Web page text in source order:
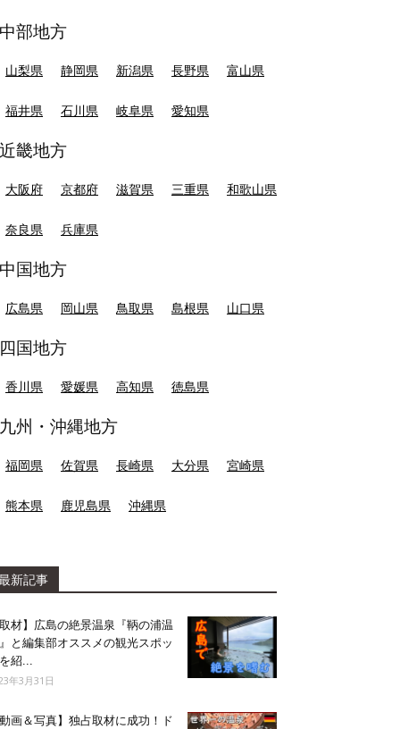
中部地方
山梨県 静岡県 新潟県 長野県 富山県
福井県 石川県 岐阜県 愛知県
近畿地方
大阪府 京都府 滋賀県 三重県 和歌山県
奈良県 兵庫県
中国地方
広島県 岡山県 鳥取県 島根県 山口県
四国地方
香川県 愛媛県 高知県 徳島県
九州・沖縄地方
福岡県 佐賀県 長崎県 大分県 宮崎県
熊本県 鹿児島県 沖縄県
新記事
取材】広島の絶景温泉『鞆の浦温
と編集部オススメの観光スポッ
紹...
年3月31日
動画＆写真】独占取材に成功！ド